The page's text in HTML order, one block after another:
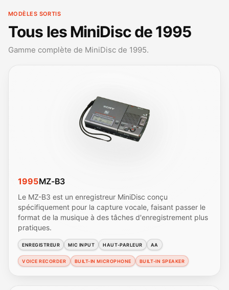
MODÈLES SORTIS
Tous les MiniDisc de 1995
Gamme complète de MiniDisc de 1995.
1995MZ-B3
Le MZ-B3 est un enregistreur MiniDisc conçu
spécifiquement pour la capture vocale, faisant passer le
format de la musique à des tâches d'enregistrement plus
pratiques.
ENREGISTREUR MIC INPUT HAUT-PARLEUR AA
VOICE RECORDER BUILT-IN MICROPHONE BUILT-IN SPEAKER